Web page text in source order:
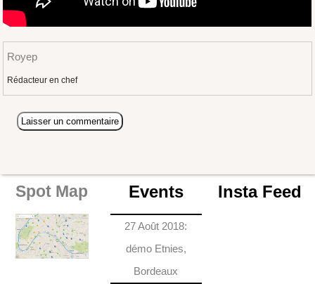
Royep
Rédacteur en chef
Spot Map Events
27 Août 2018:
démo Etnies,
Bordeaux
Insta Feed